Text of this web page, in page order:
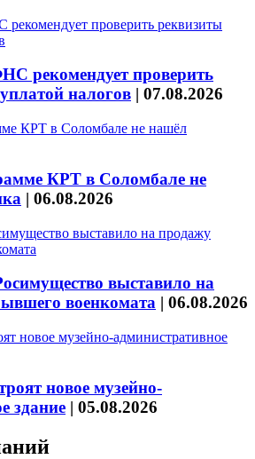
рекомендует проверить
налогов | 07.08.2026
КРТ в Соломбале не
| 06.08.2026
выставило на
военкомата | 06.08.2026
новое музейно-
здание | 05.08.2026